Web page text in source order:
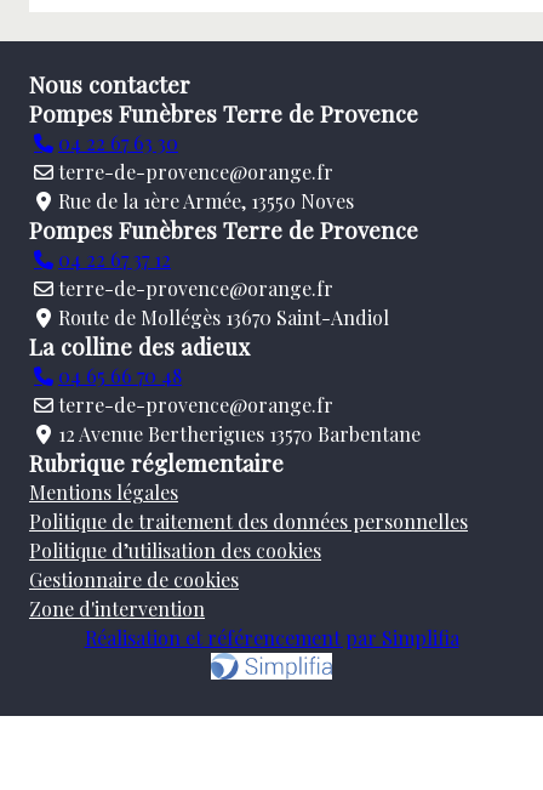
Nous contacter
Pompes Funèbres Terre de Provence
04 22 67 63 30
terre-de-provence@orange.fr
Rue de la 1ère Armée, 13550 Noves
Pompes Funèbres Terre de Provence
04 22 67 37 12
terre-de-provence@orange.fr
Route de Mollégès 13670 Saint-Andiol
La colline des adieux
04 65 66 70 48
terre-de-provence@orange.fr
12 Avenue Bertherigues 13570 Barbentane
Rubrique réglementaire
Mentions légales
Politique de traitement des données personnelles
Politique d’utilisation des cookies
Gestionnaire de cookies
Zone d'intervention
Réalisation et référencement par Simplifia